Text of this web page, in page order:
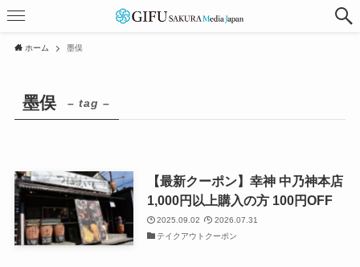
ホーム 墨俣
墨俣 – tag –
【最新クーポン】幸神 中乃神本店
1,000円以上購入の方 100円OFF
2025.09.02
2026.07.31
テイクアウトクーポン